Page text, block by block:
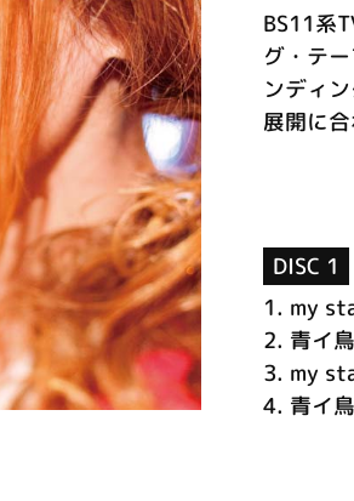
BS11系
グ・テ
ンディ
展開に
DISC 1
1. my
2. 青イ
3. my
4. 青イ